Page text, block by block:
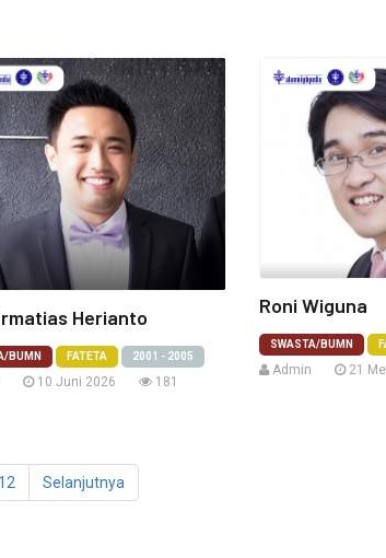
Herianto
BUMN FATETA 2001 - 2005
10 Juni 2026 181
Roni Wiguna
SWASTA/BUMN
Admin 21
12 Selanjutnya